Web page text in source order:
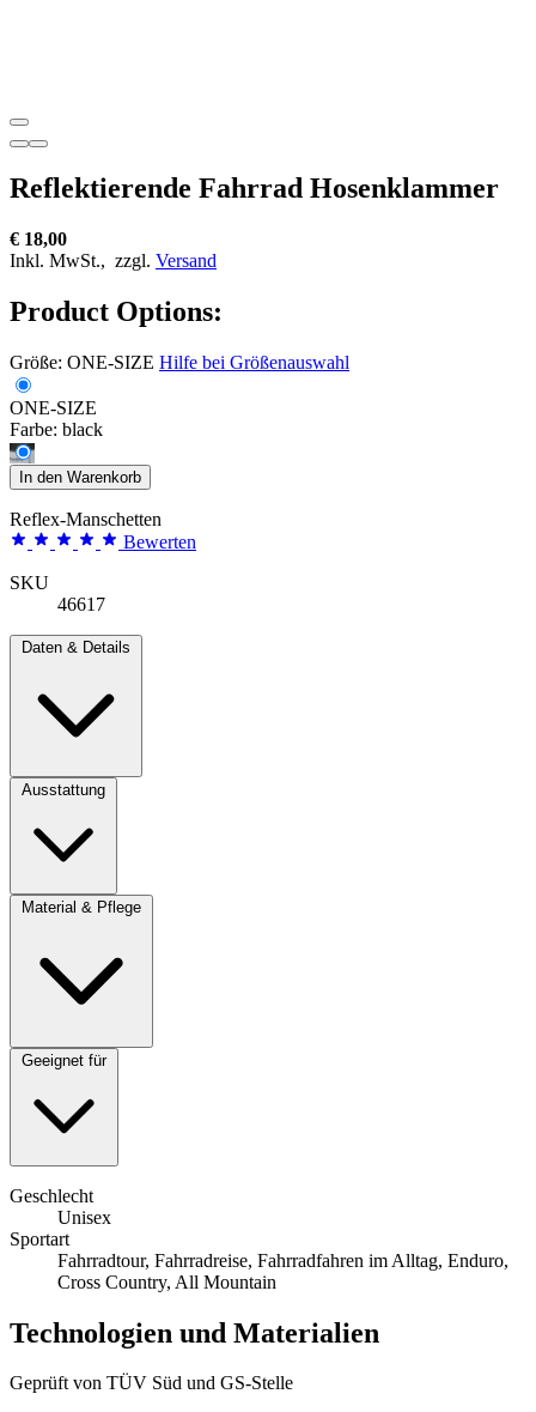
Reflektierende Fahrrad Hosenklammer
€ 18,00
Inkl. MwSt., zzgl. Versand
Product Options:
Größe: ONE-SIZE Hilfe bei Größenauswahl
ONE-SIZE
Farbe: black
In den Warenkorb
Reflex-Manschetten
Bewerten
SKU
46617
Daten & Details
Ausstattung
Material & Pflege
Geeignet für
Geschlecht
Unisex
Sportart
Fahrradtour, Fahrradreise, Fahrradfahren im Alltag, Enduro,
Cross Country, All Mountain
Technologien und Materialien
Geprüft von TÜV Süd und GS-Stelle